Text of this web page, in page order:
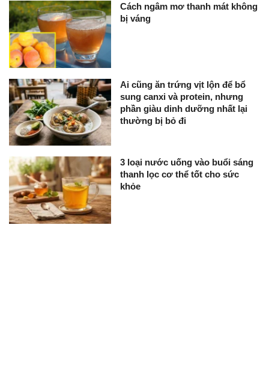
Cách ngâm mơ thanh mát không
bị váng
Ai cũng ăn trứng vịt lộn để bổ
sung canxi và protein, nhưng
phần giàu dinh dưỡng nhất lại
thường bị bỏ đi
3 loại nước uống vào buổi sáng
thanh lọc cơ thể tốt cho sức
khỏe